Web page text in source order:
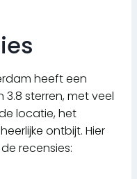
heeft een
sterren, met veel
locatie, het
ontbijt. Hier
recensies: